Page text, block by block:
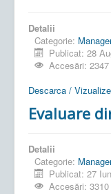
Detalii
Categorie:
Publicat: 28
Accesări: 2347
Descarca /
Evaluare
Detalii
Categorie:
Publicat: 27
Accesări: 3310